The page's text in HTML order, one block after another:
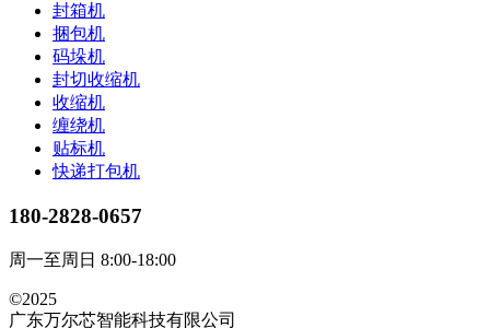
封箱机
捆包机
码垛机
封切收缩机
收缩机
缠绕机
贴标机
快递打包机
180-2828-0657
周一至周日 8:00-18:00
©2025
广东万尔芯智能科技有限公司